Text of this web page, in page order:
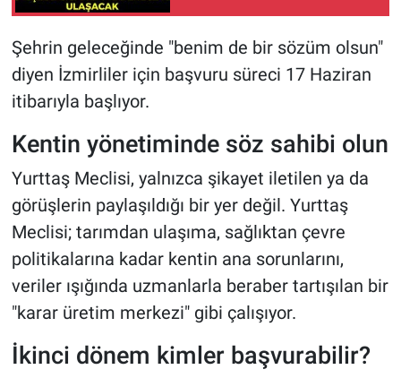
Şehrin geleceğinde "benim de bir sözüm olsun"
diyen İzmirliler için başvuru süreci 17 Haziran
itibarıyla başlıyor.
Kentin yönetiminde söz sahibi olun
Yurttaş Meclisi, yalnızca şikayet iletilen ya da
görüşlerin paylaşıldığı bir yer değil. Yurttaş
Meclisi; tarımdan ulaşıma, sağlıktan çevre
politikalarına kadar kentin ana sorunlarını,
veriler ışığında uzmanlarla beraber tartışılan bir
"karar üretim merkezi" gibi çalışıyor.
İkinci dönem kimler başvurabilir?